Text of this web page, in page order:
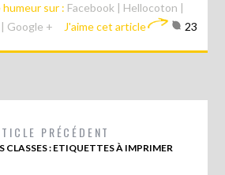
humeur sur : Facebook | Hellocoton |
| Google + J'aime cet article 23
PRÉCÉDENT
CLASSES : ETIQUETTES À IMPRIMER